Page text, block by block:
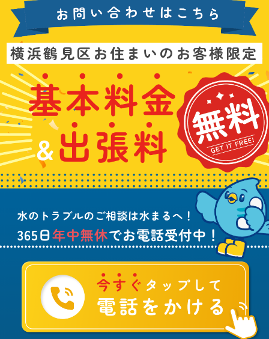
合
わ
せ
は
こ
ち
ら
横浜鶴見区お住まいのお客様限定
本
料
金
&
出
張
料
無
料
漏
れ
や
詰
ま
り
、
水
の
ラ
ブ
6
日
年
中
無
休
で
お
話
受